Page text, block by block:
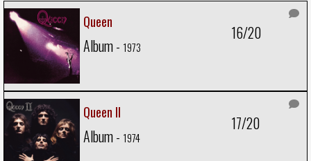
Queen
Album - 1973
16/20
Queen II
Album - 1974
17/20